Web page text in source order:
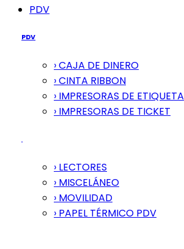
PDV
PDV
› CAJA DE DINERO
› CINTA RIBBON
› IMPRESORAS DE ETIQUETA
› IMPRESORAS DE TICKET
› LECTORES
› MISCELÁNEO
› MOVILIDAD
› PAPEL TÉRMICO PDV